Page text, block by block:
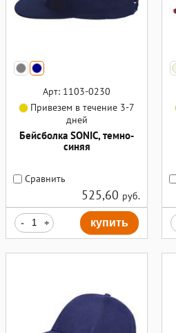
Арт: 1103-0230
Привезем в течение 3-7
дней
Бейсболка SONIC, темно-
синяя
Сравнить
525,60 руб.
- + купить